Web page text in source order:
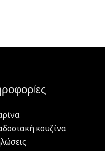
κουζίνα